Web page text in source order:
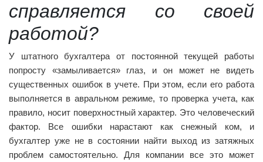
справляется со своей
работой?
У штатного бухгалтера от постоянной текущей работы
попросту «замыливается» глаз, и он может не видеть
существенных ошибок в учете. При этом, если его работа
выполняется в авральном режиме, то проверка учета, как
правило, носит поверхностный характер. Это человеческий
фактор. Все ошибки нарастают как снежный ком, и
бухгалтер уже не в состоянии найти выход из затяжных
проблем самостоятельно. Для компании все это может